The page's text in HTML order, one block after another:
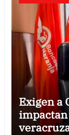
Exigen a